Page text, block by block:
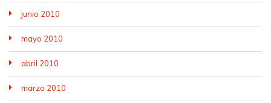
junio 2010
mayo 2010
abril 2010
marzo 2010